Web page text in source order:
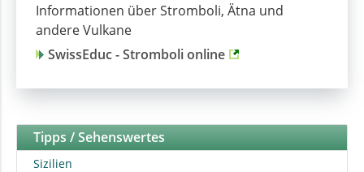
Informationen über Stromboli, Ätna und
andere Vulkane
SwissEduc - Stromboli online
Tipps / Sehenswertes
Sizilien